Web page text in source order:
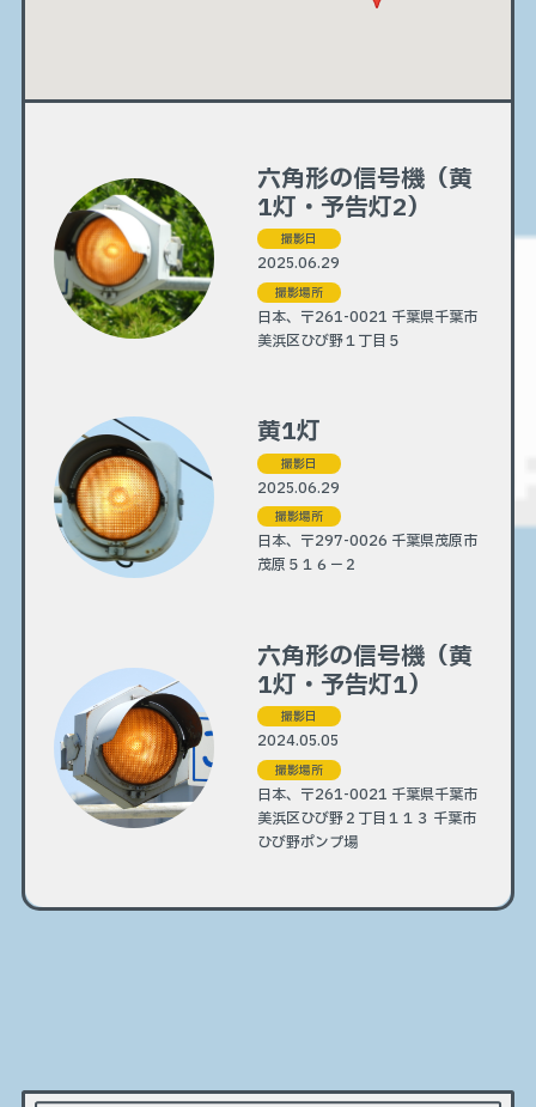
六角形の信号機（黄
1灯・予告灯2）
撮影日
2025.06.29
撮影場所
日本、〒261-0021 千葉県千葉市
美浜区ひび野１丁目５
黄1灯
撮影日
2025.06.29
撮影場所
日本、〒297-0026 千葉県茂原市
茂原５１６−２
六角形の信号機（黄
1灯・予告灯1）
撮影日
2024.05.05
撮影場所
日本、〒261-0021 千葉県千葉市
美浜区ひび野２丁目１１３ 千葉市
ひび野ポンプ場